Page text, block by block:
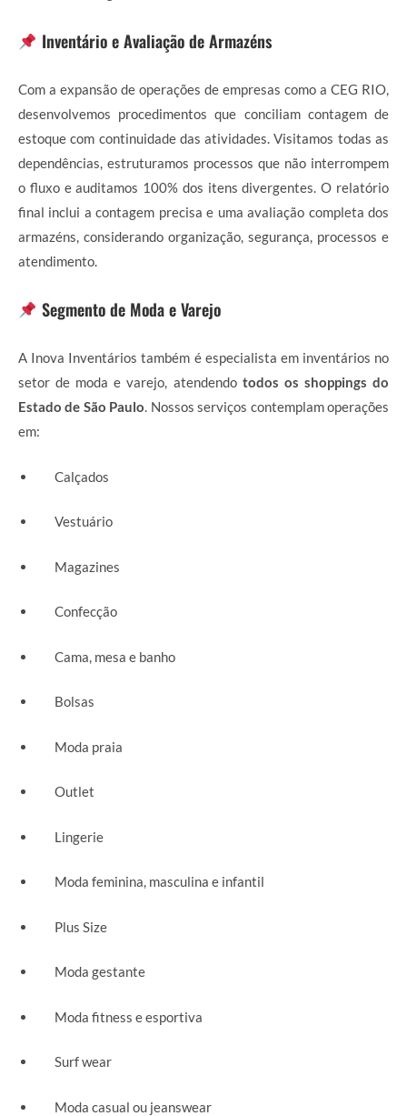
Inventário e Avaliação de Armazéns
Com a expansão de operações de empresas como a CEG RIO,
desenvolvemos procedimentos que conciliam contagem de
estoque com continuidade das atividades. Visitamos todas as
dependências, estruturamos processos que não interrompem
o fluxo e auditamos 100% dos itens divergentes. O relatório
final inclui a contagem precisa e uma avaliação completa dos
armazéns, considerando organização, segurança, processos e
atendimento.
Segmento de Moda e Varejo
A Inova Inventários também é especialista em inventários no
setor de moda e varejo, atendendo todos os shoppings do
Estado de São Paulo. Nossos serviços contemplam operações
em:
Calçados
Vestuário
Magazines
Confecção
Cama, mesa e banho
Bolsas
Moda praia
Outlet
Lingerie
Moda feminina, masculina e infantil
Plus Size
Moda gestante
Moda fitness e esportiva
Surf wear
Moda casual ou jeanswear